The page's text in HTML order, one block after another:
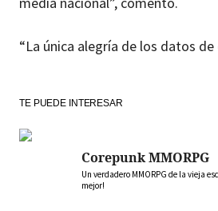
“La única alegría de los datos
TE PUEDE INTERESAR
Corepunk MMORPG
Un verdadero MMORPG de la vieja
mejor!